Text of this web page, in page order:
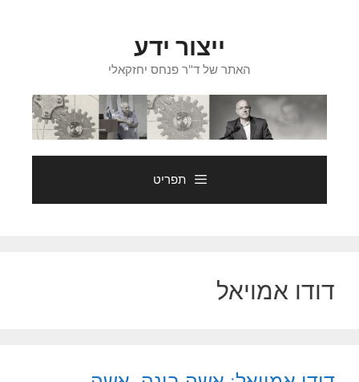
ייצור ידע
האתר של ד"ר פנחס יחזקאלי
תפריט
דודו אמויאל